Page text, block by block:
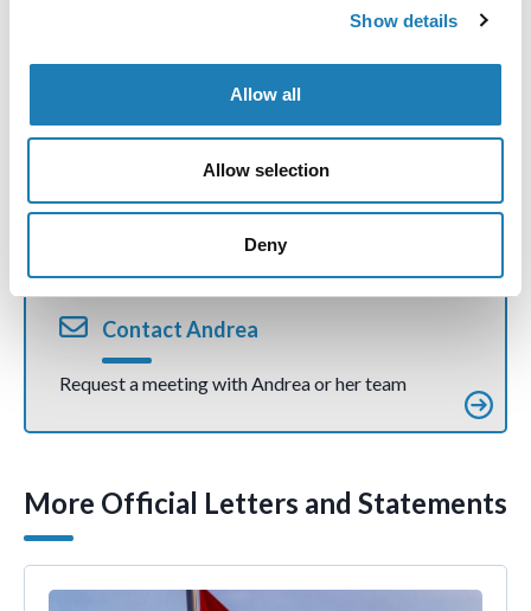
Show details
Allow all
Allow selection
Deny
Communications and Press Releases
How do communications and press releases
work?
Contact Andrea
Request a meeting with Andrea or her team
More Official Letters and Statements